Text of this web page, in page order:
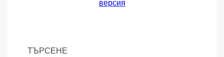
версия
ТЪРСЕНЕ